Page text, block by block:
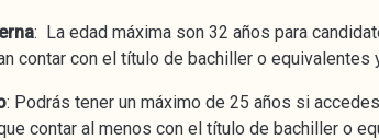
: La edad máxima son 32 años para
contar con el título de bachiller o equivalentes
: Podrás tener un máximo de 25 años si accedes
contar al menos con el título de bachiller o